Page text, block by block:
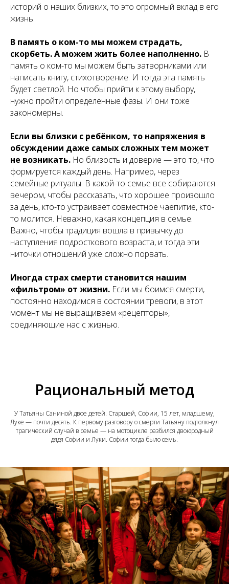
историй о наших близких, то это огромный вклад в его
жизнь.
В память о ком-то мы можем страдать,
скорбеть. А можем жить более наполненно. В
память о ком-то мы можем быть затворниками или
написать книгу, стихотворение. И тогда эта память
будет светлой. Но чтобы прийти к этому выбору,
нужно пройти определённые фазы. И они тоже
закономерны.
Если вы близки с ребёнком, то напряжения в
обсуждении даже самых сложных тем может
не возникать. Но близость и доверие — это то, что
формируется каждый день. Например, через
семейные ритуалы. В какой-то семье все собираются
вечером, чтобы рассказать, что хорошее произошло
за день, кто-то устраивает совместное чаепитие, кто-
то молится. Неважно, какая концепция в семье.
Важно, чтобы традиция вошла в привычку до
наступления подросткового возраста, и тогда эти
ниточки отношений уже сложно порвать.
Иногда страх смерти становится нашим
«фильтром» от жизни. Если мы боимся смерти,
постоянно находимся в состоянии тревоги, в этот
момент мы не выращиваем «рецепторы»,
соединяющие нас с жизнью.
Рациональный метод
У Татьяны Саниной двое детей. Старшей, Софии, 15 лет, младшему,
Луке — почти десять. К первому разговору о смерти Татьяну подтолкнул
трагический случай в семье — на мотоцикле разбился двоюродный
дядя Софии и Луки. Софии тогда было семь.